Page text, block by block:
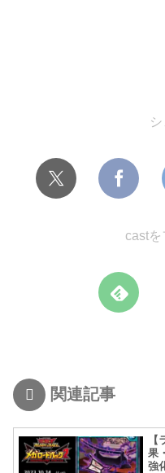
castを
関連記事
果
強